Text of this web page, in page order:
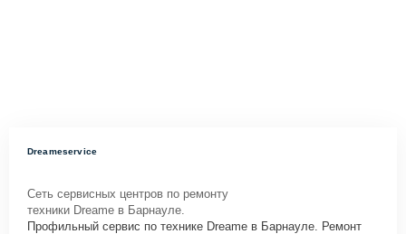
Dreameservice
Сеть сервисных центров по ремонту
техники Dreame в Барнауле.
Профильный сервис по технике Dreame в Барнауле. Ремонт